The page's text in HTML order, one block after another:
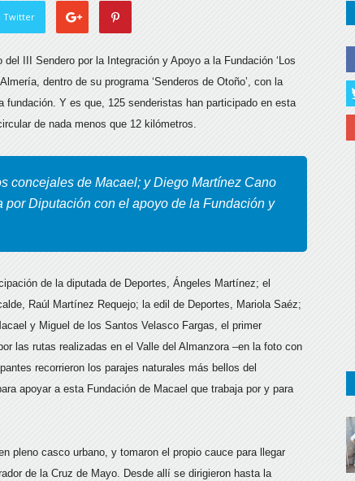
Twitter
III Sendero por la Integración y Apoyo a la Fundación ‘Los
dentro de su programa ‘Senderos de Otoño’, con la
Y es que, 125 senderistas han participado en esta
de nada menos que 12 kilómetros.
concejales de Macael; y Diego Martínez Cano
Diputación con el apoyo de la Fundación y
de la diputada de Deportes, Ángeles Martínez; el
Raúl Martínez Requejo; la edil de Deportes, Mariola Saéz;
y Miguel de los Santos Velasco Fargas, el primer
las rutas realizadas en el Valle del Almanzora –en la foto con
recorrieron los parajes naturales más bellos del
apoyar a esta Fundación de Macael que trabaja por y para
pleno casco urbano, y tomaron el propio cauce para llegar
de la Cruz de Mayo. Desde allí se dirigieron hasta la